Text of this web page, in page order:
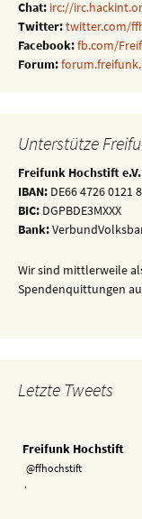
Chat: irc://
Twitter:twitter.com/
Facebook:fb.com/
Forum:
Unterstütze
Freifunk Hochstift e.V.
IBAN: DE66 4726 0121
BIC: DGPBDE3MXXX
Bank:
Wir sind mittlerweile
Spendenquittungen
Letzte Tweets
Freifunk Hochstift
@ffhochstift
·